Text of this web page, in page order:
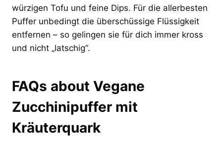
würzigen Tofu und feine Dips. Für die allerbesten
Puffer unbedingt die überschüssige Flüssigkeit
entfernen – so gelingen sie für dich immer kross
und nicht „latschig“.
FAQs about Vegane
Zucchinipuffer mit
Kräuterquark